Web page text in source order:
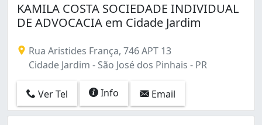
KAMILA COSTA SOCIEDADE INDIVIDUAL
DE ADVOCACIA em Cidade Jardim
Rua Aristides França, 746 APT 13
Cidade Jardim - São José dos Pinhais - PR
Ver Tel Info Email